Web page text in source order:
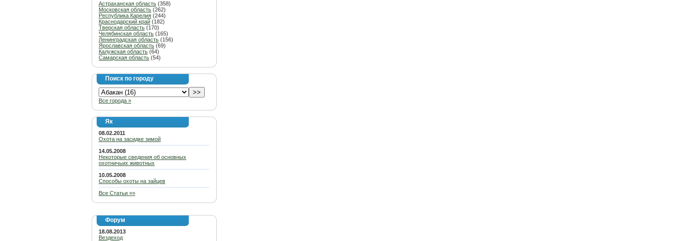
Астраханская область (358)
Московская область (262)
Республика Карелия (244)
Краснодарский край (182)
Тверская область (170)
Челябинская область (165)
Ленинградская область (156)
Ярославская область (69)
Калужская область (64)
Самарская область (54)
Поиск по городу
Все города »
Як
08.02.2011
Охота на засидке зимой
14.05.2008
Некоторые сведения об основных
охотничьих животных
10.05.2008
Способы охоты на зайцев
Все Статьи »»
Форум
18.08.2013
Вездеход